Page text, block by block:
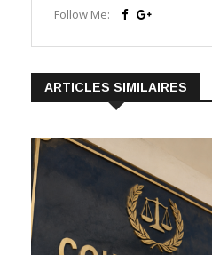
Follow Me:
ARTICLES SIMILAIRES